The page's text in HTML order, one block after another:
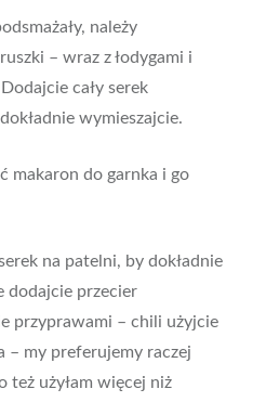
należy
– wraz z łodygami i
cały serek
wymieszajcie.
makaron do garnka i go
na patelni, by dokładnie
dodajcie przecier
przyprawami – chili użyjcie
– my preferujemy raczej
też użyłam więcej niż